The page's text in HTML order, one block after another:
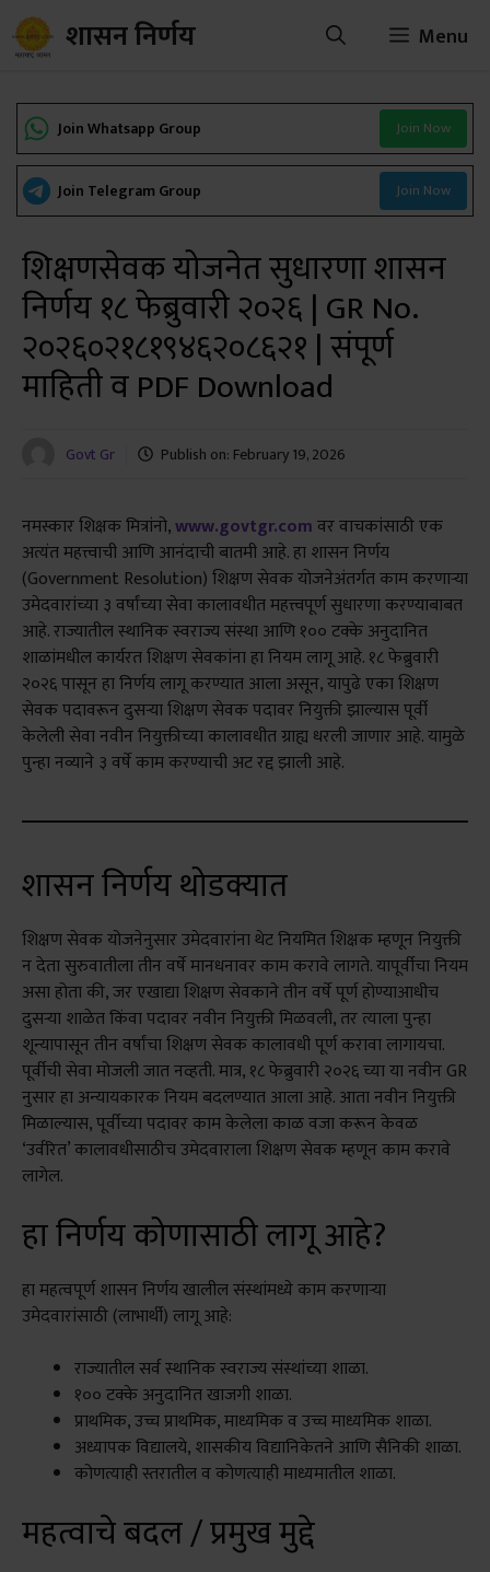
Skip
to
शासन निर्णय Menu
Join Whatsapp Group Join Now
Join Telegram Group Join Now
शिक्षणसेवक योजनेत सुधारणा शासन
निर्णय १८ फेब्रुवारी २०२६ | GR No.
२०२६०२१८१९४६२०८६२१ | संपूर्ण
माहिती व PDF Download
Govt Gr Publish on: February 19, 2026
नमस्कार शिक्षक मित्रांनो,www.govtgr.comवर वाचकांसाठी एक
अत्यंत महत्त्वाची आणि आनंदाची बातमी आहे. हा शासन निर्णय
(Government Resolution) शिक्षण सेवक योजनेअंतर्गत काम करणाऱ्या
उमेदवारांच्या ३ वर्षांच्या सेवा कालावधीत महत्त्वपूर्ण सुधारणा करण्याबाबत
आहे. राज्यातील स्थानिक स्वराज्य संस्था आणि १०० टक्के अनुदानित
शाळांमधील कार्यरत शिक्षण सेवकांना हा नियम लागू आहे. १८ फेब्रुवारी
२०२६ पासून हा निर्णय लागू करण्यात आला असून, यापुढे एका शिक्षण
सेवक पदावरून दुसऱ्या शिक्षण सेवक पदावर नियुक्ती झाल्यास पूर्वी
केलेली सेवा नवीन नियुक्तीच्या कालावधीत ग्राह्य धरली जाणार आहे. यामुळे
पुन्हा नव्याने ३ वर्षे काम करण्याची अट रद्द झाली आहे.
शासन निर्णय थोडक्यात
शिक्षण सेवक योजनेनुसार उमेदवारांना थेट नियमित शिक्षक म्हणून नियुक्ती
न देता सुरुवातीला तीन वर्षे मानधनावर काम करावे लागते. यापूर्वीचा नियम
असा होता की, जर एखाद्या शिक्षण सेवकाने तीन वर्षे पूर्ण होण्याआधीच
दुसऱ्या शाळेत किंवा पदावर नवीन नियुक्ती मिळवली, तर त्याला पुन्हा
शून्यापासून तीन वर्षांचा शिक्षण सेवक कालावधी पूर्ण करावा लागायचा.
पूर्वीची सेवा मोजली जात नव्हती. मात्र, १८ फेब्रुवारी २०२६ च्या या नवीन GR
नुसार हा अन्यायकारक नियम बदलण्यात आला आहे. आता नवीन नियुक्ती
मिळाल्यास, पूर्वीच्या पदावर काम केलेला काळ वजा करून केवळ
‘उर्वरित’ कालावधीसाठीच उमेदवाराला शिक्षण सेवक म्हणून काम करावे
लागेल.
हा निर्णय कोणासाठी लागू आहे?
हा महत्वपूर्ण शासन निर्णय खालील संस्थांमध्ये काम करणाऱ्या
उमेदवारांसाठी (लाभार्थी) लागू आहे:
राज्यातील सर्व स्थानिक स्वराज्य संस्थांच्या शाळा.
१०० टक्के अनुदानित खाजगी शाळा.
प्राथमिक, उच्च प्राथमिक, माध्यमिक व उच्च माध्यमिक शाळा.
अध्यापक विद्यालये, शासकीय विद्यानिकेतने आणि सैनिकी शाळा.
कोणत्याही स्तरातील व कोणत्याही माध्यमातील शाळा.
महत्वाचे बदल / प्रमुख मुद्दे